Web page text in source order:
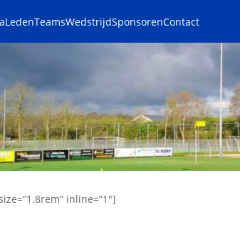
LedenTeamsWedstrijdSponsorenContact
inline=”1″]